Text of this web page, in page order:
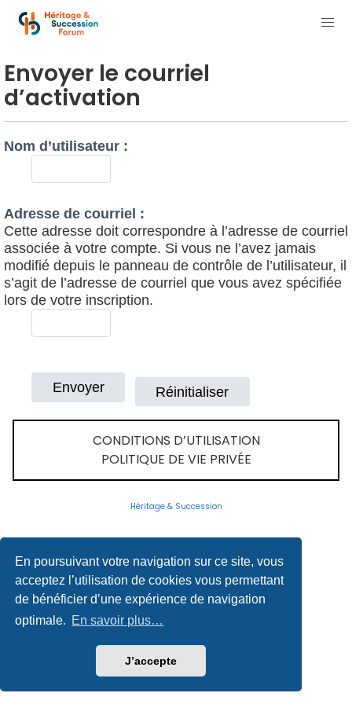
En poursuivant votre navigation sur ce site, vous
acceptez l’utilisation de cookies vous permettant
de bénéficier d’une expérience de navigation
optimale. En savoir plus…
J’accepte
Envoyer le courriel
d’activation
Nom d’utilisateur :
Adresse de courriel :
Cette adresse doit correspondre à l’adresse de courriel
associée à votre compte. Si vous ne l’avez jamais
modifié depuis le panneau de contrôle de l’utilisateur, il
s’agit de l’adresse de courriel que vous avez spécifiée
lors de votre inscription.
CONDITIONS D’UTILISATION
POLITIQUE DE VIE PRIVÉE
Héritage & Succession